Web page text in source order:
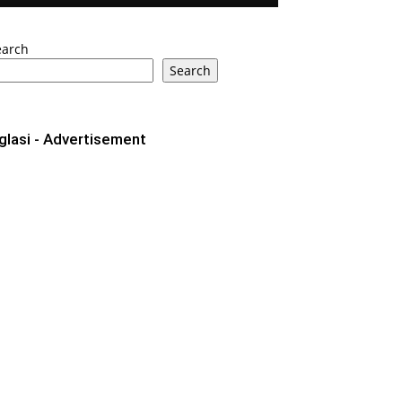
Search
- Advertisement